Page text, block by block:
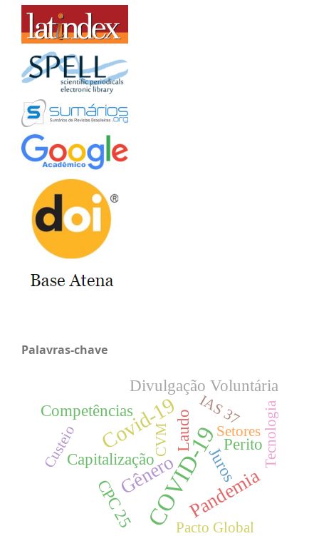
Palavras-chave
COVID-19
Covid-19
GêneroPandemia
Capitalização
Divulgação Voluntária
Juros
Laudo Perito
Competências
CPC 25
Custeio Tecnologia
Setores
Pacto Global
IAS 37
CVM